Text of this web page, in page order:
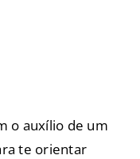
o auxílio de um
te orientar